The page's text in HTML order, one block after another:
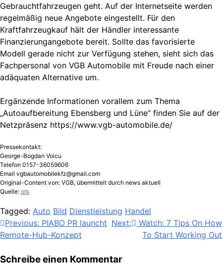
Gebrauchtfahrzeugen geht. Auf der Internetseite werden
regelmäßig neue Angebote eingestellt. Für den
Kraftfahrzeugkauf hält der Händler interessante
Finanzierungangebote bereit. Sollte das favorisierte
Modell gerade nicht zur Verfügung stehen, sieht sich das
Fachpersonal von VGB Automobile mit Freude nach einer
adäquaten Alternative um.
Ergänzende Informationen vorallem zum Thema
„Autoaufbereitung Ebensberg und Lüne“ finden Sie auf der
Netzpräsenz https://www.vgb-automobile.de/
Pressekontakt:
George-Bogdan Voicu
Telefon 0157-36059606
Email vgbautomobilekfz@gmail.com
Original-Content von: VGB, übermittelt durch news aktuell
Quelle: ots
Tagged: Auto Bild Dienstleistung Handel
Beitragsnavigation
Previous: PIABO PR launcht
Remote-Hub-Konzept
Next:
Watch: 7 Tips On How
To Start Working Out
Schreibe einen Kommentar